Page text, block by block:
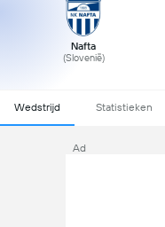
Nafta
(Slovenië)
Wedstrijd Statistieken
Ad